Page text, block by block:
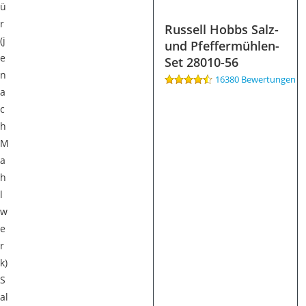
ü
r
(j
e
n
a
c
h
M
a
h
l
w
e
r
k)
S
al
Russell Hobbs Salz-
und Pfeffermühlen-
Set 28010-56
16380 Bewertungen